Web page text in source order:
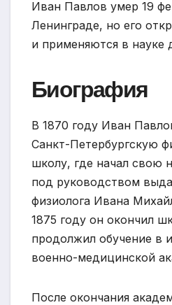
Иван Павлов умер 19
Ленинграде, но его
и применяются в науке
Биография
В 1870 году Иван
Санкт-Петербургскую
школу, где начал свою
под руководством
физиолога Ивана
1875 году он окончил
продолжил обучение в
военно-медицинской
После окончания